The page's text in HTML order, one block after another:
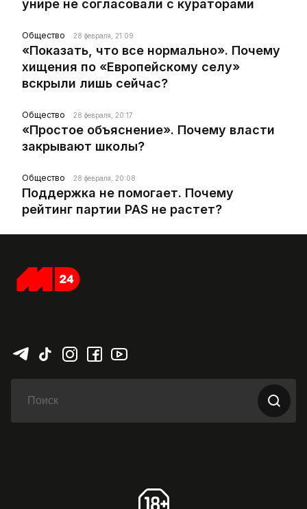
унире не согласовали с кураторами
Общество 28 февраля, 21:09
«Показать, что все нормально». Почему
хищения по «Европейскому селу»
вскрыли лишь сейчас?
Общество 28 февраля, 20:17
«Простое объяснение». Почему власти
закрывают школы?
Общество 28 февраля, 20:08
Поддержка не помогает. Почему
рейтинг партии PAS не растет?